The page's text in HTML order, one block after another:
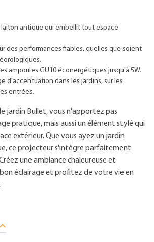
antique qui embellit tout espace
des performances fiables, quelles que soient
ampoules GU10 éconergétiques jusqu'à 5W.
d'accentuation dans les jardins, sur les
entrées.
jardin Bullet, vous n'apportez pas
pratique, mais aussi un élément stylé qui
extérieur. Que vous ayez un jardin
ce projecteur s'intègre parfaitement
une ambiance chaleureuse et
éclairage et profitez de votre vie en